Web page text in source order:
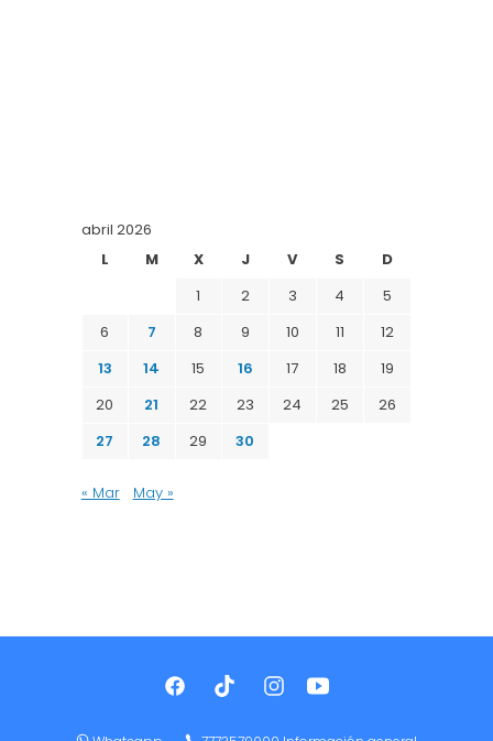
abril 2026
L
M X J V S
D
1
2 3 4
5
6
7 8 9 10 11
12
13
14 15 16 17 18
19
20
21 22 23 24 25
26
27
28 29 30
« Mar May »